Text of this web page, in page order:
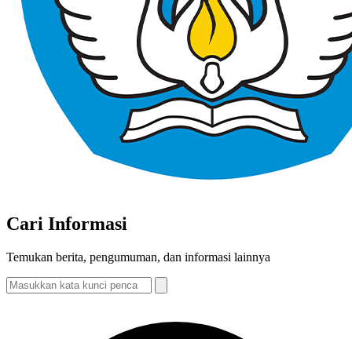
Cari Informasi
Temukan berita, pengumuman, dan informasi lainnya